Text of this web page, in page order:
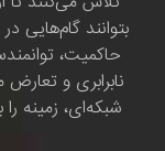
بتوانند
حاکمیت،
نابرابری و
شبکه‌ای، زمینه